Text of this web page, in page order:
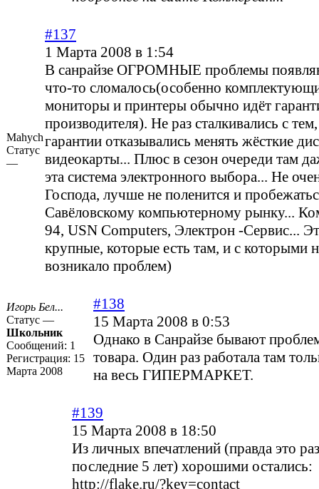
Mahych
Статус
—
#137
1 Марта 2008 в 1:54
В санрайзе ОГРОМНЫЕ проблемы
что-то сломалось(особенно
мониторы и принтеры обычно идёт
производителя). Не раз сталкивались с
гарантии отказывались менять жёсткие
видеокарты... Плюс в сезон очереди там
эта система электронного выбора... Не
Господа, лучше не поленится и
Савёловскому компьютерному рынку...
94, USN Computers, Электрон -Сервис...
крупные, которые есть там, и с которыми
возникало проблем)
Игорь Бел...
Статус —
Школьник
Сообщений: 1
Регистрация: 15
Марта 2008
#138
15 Марта 2008 в 0:53
Однако в Санрайзе бывают
товара. Один раз работала там
на весь ГИПЕРМАРКЕТ.
#139
15 Марта 2008 в 18:50
Из личных впечатлений (правда это
последние 5 лет) хорошими остались:
http://flake.ru/?key=contact